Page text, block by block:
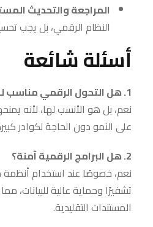
المراجعة والتحديث
النظام الرقمي، بل يجب
أسئلة شائعة
1. هل التحول الرقمي مناسب للشركات الصغيرة؟
نعم، بل هو الأنسب لها، لأنه
على النمو دون الحاجة لكوادر
2. هل البرامج الرقمية آمنة؟
نعم، خصوصًا عند استخدام
تشفيرًا وحماية عالية للبيانات،
المستندات التقليدية.